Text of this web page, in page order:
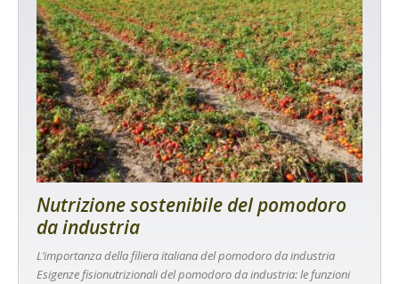
Nutrizione sostenibile del pomodoro
da industria
L’importanza della filiera italiana del pomodoro da industria
Esigenze fisionutrizionali del pomodoro da industria: le funzioni